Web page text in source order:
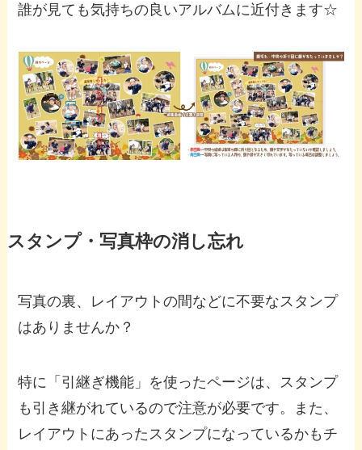
誰が見ても気持ちの良いアルバムに近付きます☆
スタンプ・写真枠の消し忘れ
写真の裏、レイアウトの間などに不要なスタンプ
はありませんか？
特に「引継ぎ機能」を使ったページは、スタンプ
も引き継がれているので注意が必要です。また、
レイアウトにあったスタンプになっているかもチ